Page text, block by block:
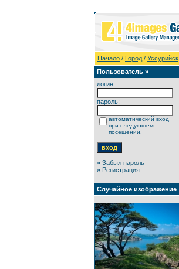
Начало / Город / Уссурийск
Пользователь »
логин:
пароль:
автоматический вход
при следующем
посещении.
» Забыл пароль
» Регистрация
Случайное изображение